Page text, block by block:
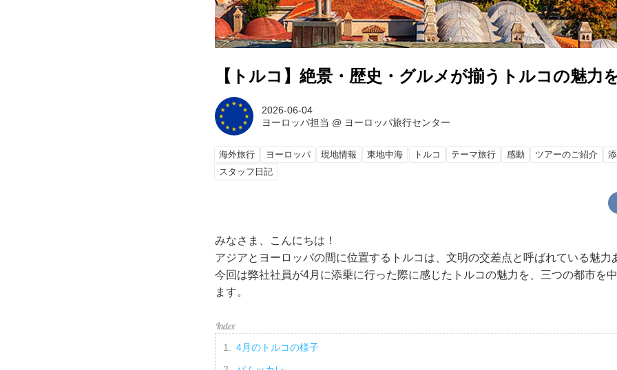
【トルコ】絶景・歴史・グルメが揃うトルコの魅力
2026-06-04
ヨーロッパ担当 @ ヨーロッパ旅行センター
海外旅行 ヨーロッパ 現地情報 東地中海 トルコ テーマ旅行 感動 ツアーのご紹介
スタッフ日記
みなさま、こんにちは！
アジアとヨーロッパの間に位置するトルコは、文明の交差点と呼ばれている魅力
今回は弊社社員が4月に添乗に行った際に感じたトルコの魅力を、三つの都市を
ます。
4月のトルコの様子